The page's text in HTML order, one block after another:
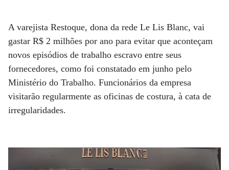
A varejista Restoque, dona da rede Le Lis Blanc, vai
gastar R$ 2 milhões por ano para evitar que aconteçam
novos episódios de trabalho escravo entre seus
fornecedores, como foi constatado em junho pelo
Ministério do Trabalho. Funcionários da empresa
visitarão regularmente as oficinas de costura, à cata de
irregularidades.